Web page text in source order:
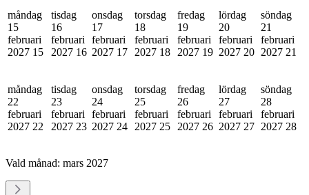
måndag
15
februari
2027 15
tisdag
16
februari
2027 16
onsdag
17
februari
2027 17
torsdag
18
februari
2027 18
fredag
19
februari
2027 19
lördag
20
februari
2027 20
söndag
21
februari
2027 21
måndag
22
februari
2027 22
tisdag
23
februari
2027 23
onsdag
24
februari
2027 24
torsdag
25
februari
2027 25
fredag
26
februari
2027 26
lördag
27
februari
2027 27
söndag
28
februari
2027 28
Vald månad: mars 2027